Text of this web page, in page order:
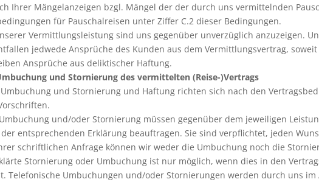
Ihrer Mängelanzeigen bzgl. Mängel der der durch uns vermittelnden
für Pauschalreisen unter Ziffer C.2 dieser Bedingungen.
Vermittlungsleistung sind uns gegenüber unverzüglich anzuzeigen.
jedwede Ansprüche des Kunden aus dem Vermittlungsvertrag,
Ansprüche aus deliktischer Haftung.
und Stornierung des vermittelten (Reise-)Vertrags
und Stornierung und Haftung richten sich nach den
und/oder Stornierung müssen gegenüber dem jeweiligen
entsprechenden Erklärung beauftragen. Sie sind verpflichtet, jeden
schriftlichen Anfrage können wir weder die Umbuchung noch die
Stornierung oder Umbuchung ist nur möglich, wenn dies in den
Telefonische Umbuchungen und/oder Stornierungen werden durch uns